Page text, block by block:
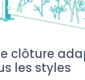
clôture
les styles